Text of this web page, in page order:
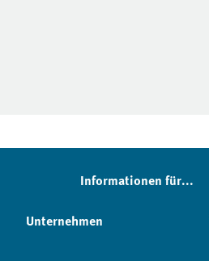
Informationen für...
Unternehmen